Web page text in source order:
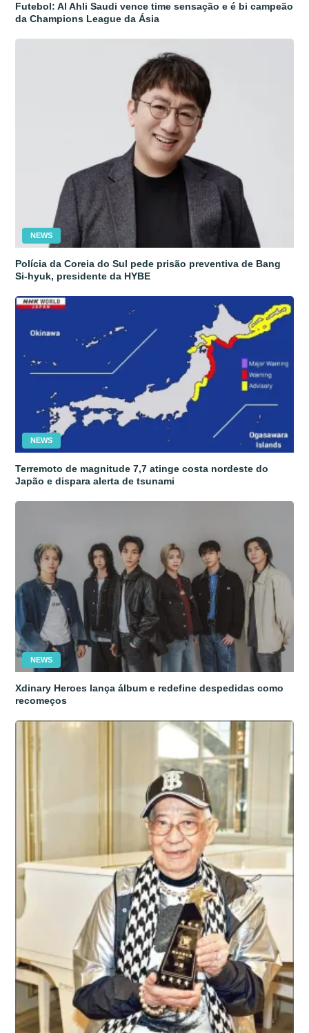
Futebol: Al Ahli Saudi vence time sensação e é bi campeão
da Champions League da Ásia
NEWS
Polícia da Coreia do Sul pede prisão preventiva de Bang
Si-hyuk, presidente da HYBE
NEWS
Terremoto de magnitude 7,7 atinge costa nordeste do
Japão e dispara alerta de tsunami
NEWS
Xdinary Heroes lança álbum e redefine despedidas como
recomeços